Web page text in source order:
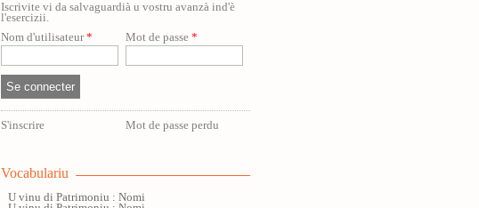
Iscrivite vi da salvaguardià u vostru avanzà ind'è
l'esercizii.
Nom d'utilisateur* Mot de passe *
S'inscrire Mot de passe perdu
Vocabulariu
U vinu di Patrimoniu : Nomi